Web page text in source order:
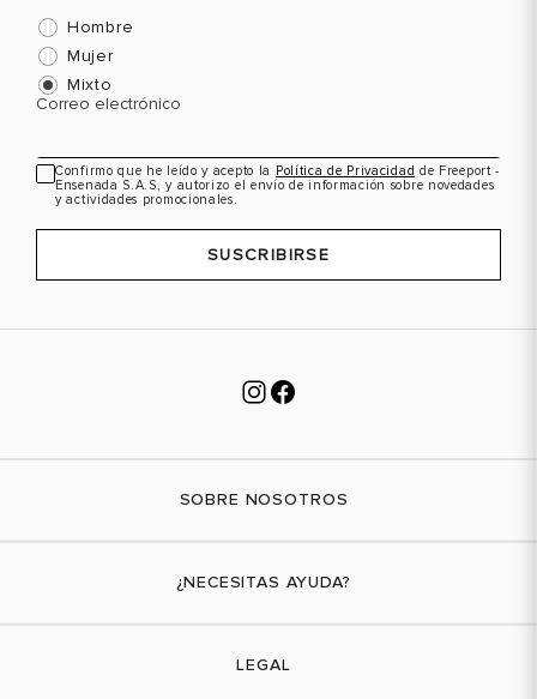
Hombre
Mujer
Mixto
Correo electrónico
Confirmo que he leído y acepto la Política de Privacidad de Freeport -
Ensenada S.A.S, y autorizo el envío de información sobre novedades
y actividades promocionales.
SUSCRIBIRSE
SOBRE NOSOTROS
¿NECESITAS AYUDA?
LEGAL